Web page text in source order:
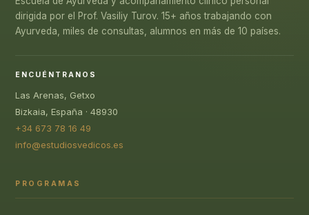
dirigida por el Prof. Vasiliy Turov. 15+ años trabajando con
Ayurveda, miles de consultas, alumnos en más de 10 países.
ENCUÉNTRANOS
Las Arenas, Getxo
Bizkaia, España · 48930
+34 673 78 16 49
info@estudiosvedicos.es
PROGRAMAS